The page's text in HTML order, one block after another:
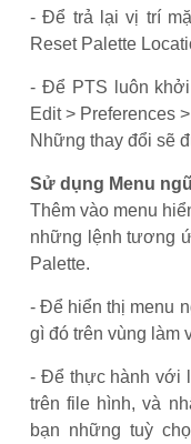
- Để trả lại vị trí
Reset Palette
- Để PTS luôn
Edit > Preferences
Những thay đổi sẽ
Sử dụng Menu
Thêm vào menu
những lệnh tương
Palette.
- Để hiển thị menu
gì đó trên vùng làm
- Để thực hành với
trên file hình, và
bạn những tuỳ